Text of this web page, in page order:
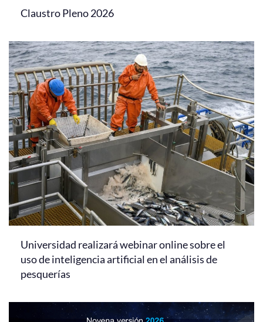
Claustro Pleno 2026
Universidad realizará webinar online sobre el
uso de inteligencia artificial en el análisis de
pesquerías